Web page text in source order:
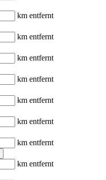
km entfernt
km entfernt
km entfernt
km entfernt
km entfernt
km entfernt
km entfernt
km entfernt